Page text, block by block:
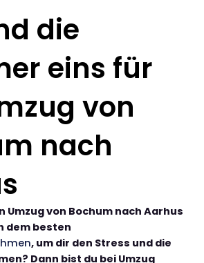
die
eins für
von
nach
Umzug von Bochum nach Aarhus
dem besten
, um dir den Stress und die
Dann bist du bei Umzug